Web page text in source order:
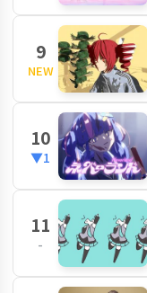
9
NEW
10
▼1
11
-